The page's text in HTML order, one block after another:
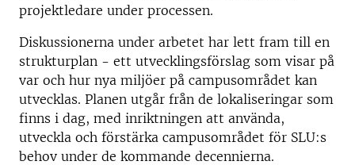
projektledare under processen.
Diskussionerna under arbetet har lett fram till en
strukturplan - ett utvecklingsförslag som visar på
var och hur nya miljöer på campusområdet kan
utvecklas. Planen utgår från de lokaliseringar som
finns i dag, med inriktningen att använda,
utveckla och förstärka campusområdet för SLU:s
behov under de kommande decennierna.